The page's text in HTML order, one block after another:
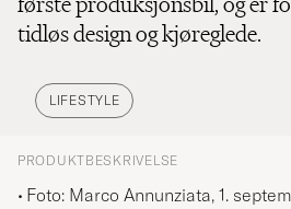
tidløs design og kjøreglede.
LIFESTYLE
PRODUKTBESKRIVELSE
Foto: Marco Annunziata, 1.